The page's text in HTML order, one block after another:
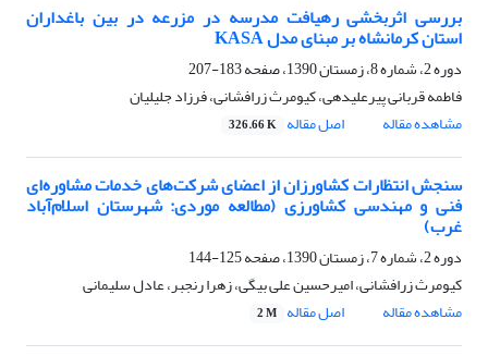
بررسی اثربخشی رهیافت مدرسه در مزرعه در بین باغداران
استان کرمانشاه بر مبنای مدل KASA
دوره 2، شماره 8، زمستان 1390، صفحه
183-207
فاطمه قربانی پیرعلیدهی، کیومرث زرافشانی، فرزاد جلیلیان
مشاهده مقاله
اصل مقاله 326.66 K
سنجش انتظارات کشاورزان از اعضای شرکت‌های خدمات مشاوره‌ای
فنی و مهندسی کشاورزی (مطالعه موردی: شهرستان اسلام‌آباد
غرب)
دوره 2، شماره 7، زمستان 1390، صفحه
125-144
کیومرث زرافشانی، امیرحسین علی بیگی، زهرا رنجبر، عادل سلیمانی
مشاهده مقاله
اصل مقاله 2 M